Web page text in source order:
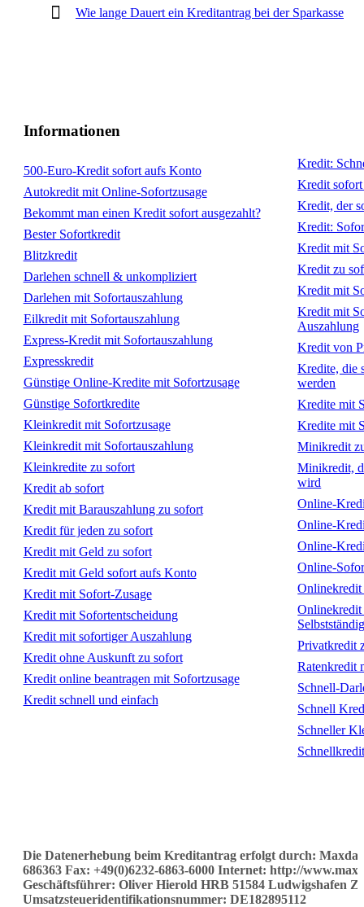
Wie lange Dauert ein Kreditantrag bei der Sparkasse
Informationen
500-Euro-Kredit sofort aufs Konto
Autokredit mit Online-Sofortzusage
Bekommt man einen Kredit sofort ausgezahlt?
Bester Sofortkredit
Blitzkredit
Darlehen schnell & unkompliziert
Darlehen mit Sofortauszahlung
Eilkredit mit Sofortauszahlung
Express-Kredit mit Sofortauszahlung
Expresskredit
Günstige Online-Kredite mit Sofortzusage
Günstige Sofortkredite
Kleinkredit mit Sofortzusage
Kleinkredit mit Sofortauszahlung
Kleinkredite zu sofort
Kredit ab sofort
Kredit mit Barauszahlung zu sofort
Kredit für jeden zu sofort
Kredit mit Geld zu sofort
Kredit mit Geld sofort aufs Konto
Kredit mit Sofort-Zusage
Kredit mit Sofortentscheidung
Kredit mit sofortiger Auszahlung
Kredit ohne Auskunft zu sofort
Kredit online beantragen mit Sofortzusage
Kredit schnell und einfach
Kredit:
Kredit sofort
Kredit, der
Kredit:
Kredit mit
Kredit zu
Kredit mit
Kredit mit
Auszahlung
Kredit von
Kredite, die
werden
Kredite mit
Kredite mit
Minikredit
Minikredit,
wird
Online-
Online-
Online-
Online-
Onlinekredit
Onlinekredit
Privatkredit
Ratenkredit
Schnell-
Schnell
Schneller
Die Datenerhebung beim Kreditantrag erfolgt durch: Maxda
686363 Fax: +49(0)6232-6863-6000 Internet: http://
Geschäftsführer: Oliver Hierold HRB 51584 Ludwigshafen
Umsatzsteueridentifikationsnummer: DE182895112